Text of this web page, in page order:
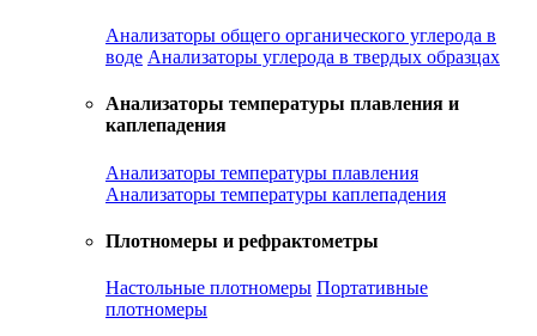
Анализаторы общего органического углерода в
воде Анализаторы углерода в твердых образцах
Анализаторы температуры плавления и
каплепадения
Анализаторы температуры плавления
Анализаторы температуры каплепадения
Плотномеры и рефрактометры
Настольные плотномеры Портативные
плотномеры